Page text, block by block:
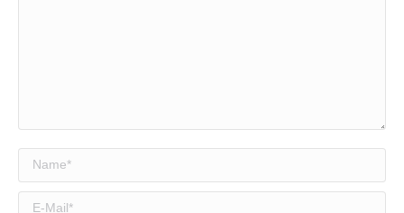
Name *
E-Mail *